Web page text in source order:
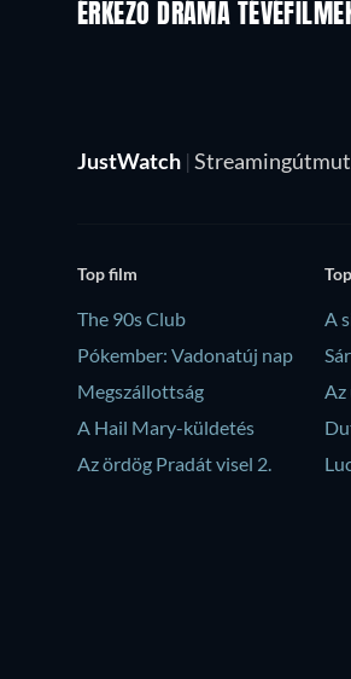
ÉRKEZŐ DRÁMA Évad 6
JustWatch |
Top film
The 90s Club
Pókember: Vadonatúj nap
Megszállottság
A Hail Mary-küldetés
Az ördög Pradát visel 2.
A
Az